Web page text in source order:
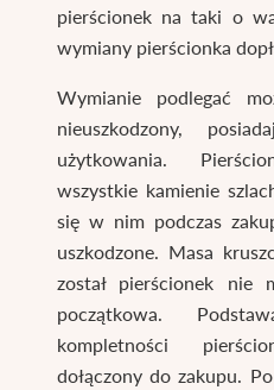
pierścionek na taki o
wymiany pierścionka
Wymianie podlegać
nieuszkodzony,
użytkowania.
wszystkie kamienie
się w nim podczas
uszkodzone. Masa
został pierścionek nie
początkowa.
kompletności
dołączony do zakupu.